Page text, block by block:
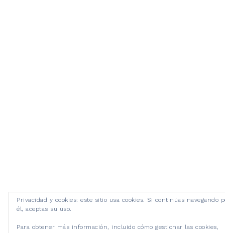
Privacidad y cookies: este sitio usa cookies. Si continúas navegando
él, aceptas su uso.
Para obtener más información, incluido cómo gestionar las cookies,